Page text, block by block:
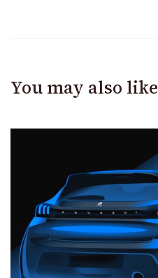
You may also like